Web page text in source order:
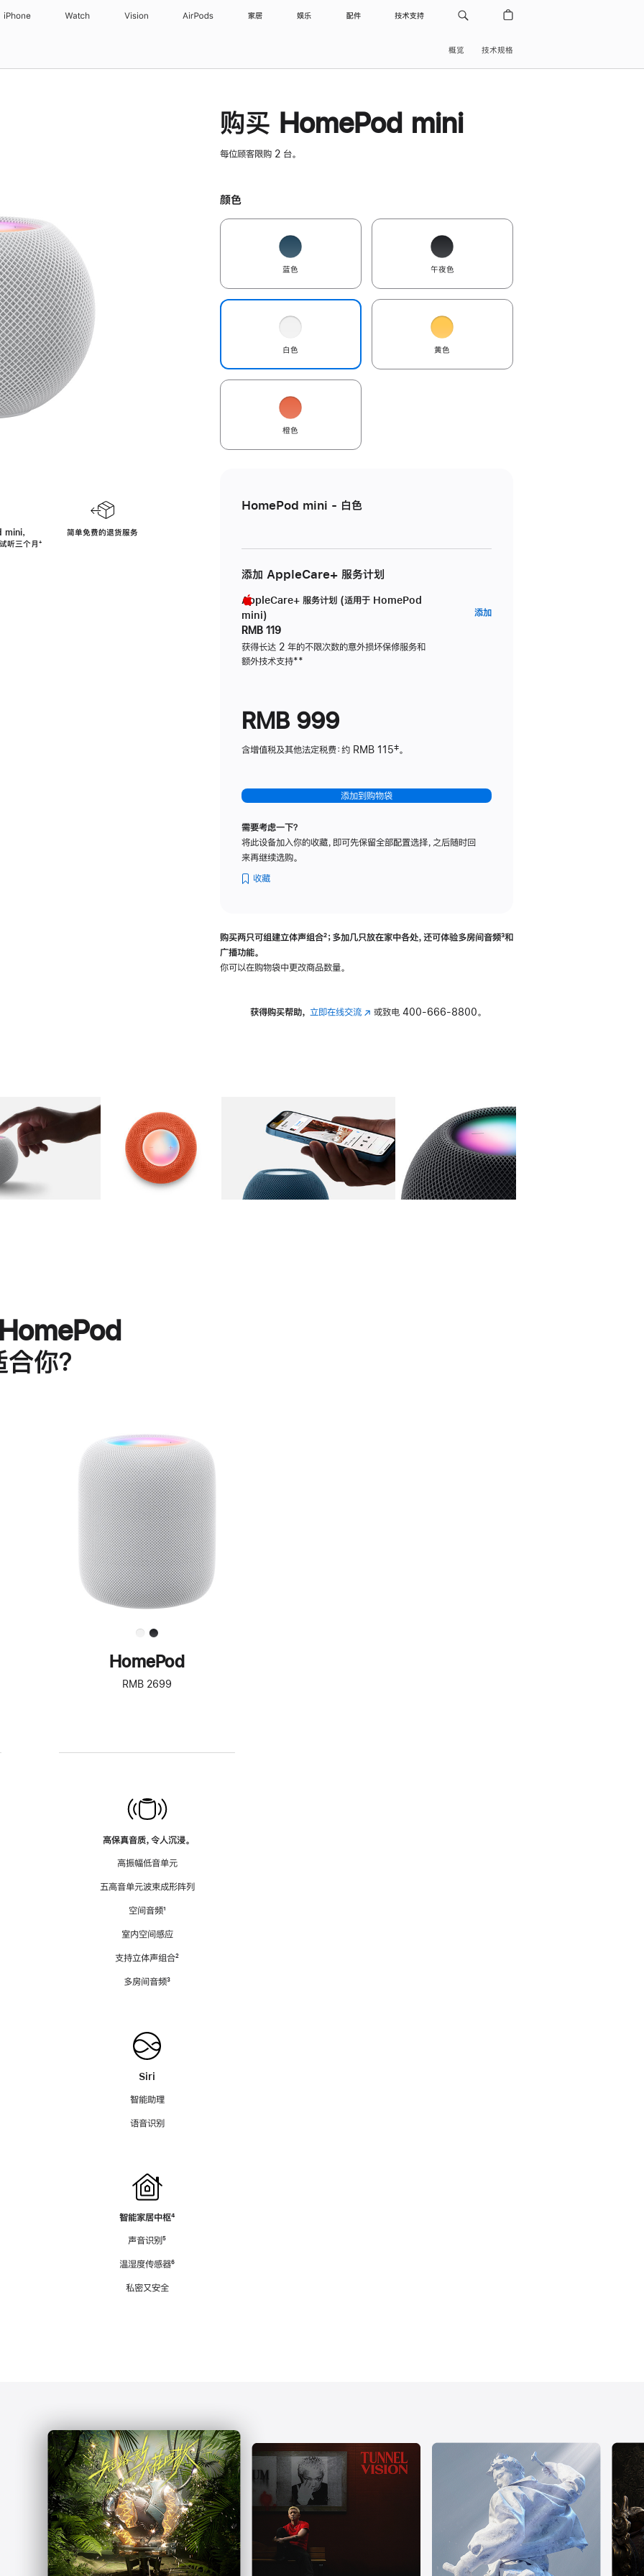
iPhone Watch Vision AirPods 家居 娱乐 配件 技术支持
概览 技术规格
，
听三个月脚
⁺
简单免费的退货服务
购买 HomePod mini
每位顾客限购 2 台。
颜色
蓝色 午夜色
白色 黄色
橙色
HomePod mini - 白色
添加 AppleCare+ 服务计划
AppleCare+ 服务计划 (适用于 HomePod
mini)
RMB 119
获得长达 2 年的不限次数的意外损坏保修服务和
额外技术支持脚
**
添加AppleCare+
RMB 999
含增值税及其他法定税费：约 RMB 115‡。
添加到购物袋
需要考虑一下？
将此设备加入你的收藏，即可先保留全部配置选择，之后随时回
来再继续选购。
收藏
购买两只可组建立体声组合脚
²；多加几只放在家中各处，还可体验多‍房‍间音频脚
³和
广播功能。
你可以在购物袋中更改商品数量。
获得购买帮助， 立即在线交流(在 或致电 400-666-8800。
图库 图像 图库 图像 图库 图像 4 图库 图像 5
你？
进
一
步
了
解
HomePod<
HomePod
RMB 2699
高保真音质，令人沉浸。
高振幅低音单元
五高音单元波束成形阵列
空间音频脚
¹
室内空间感应
支持立体声组合脚
²
多房间音频脚
³
Siri
智能助理
语音识别
智能家居中枢脚
⁴
声音识别脚
⁵
温湿度传感器脚
⁶
私密又安全